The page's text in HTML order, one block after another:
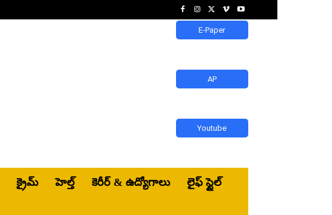
E-Paper
AP
Youtube
క్రైమ్ హెల్త్‌ కెరీర్ & ఉద్యోగాలు లైఫ్ స్టైల్